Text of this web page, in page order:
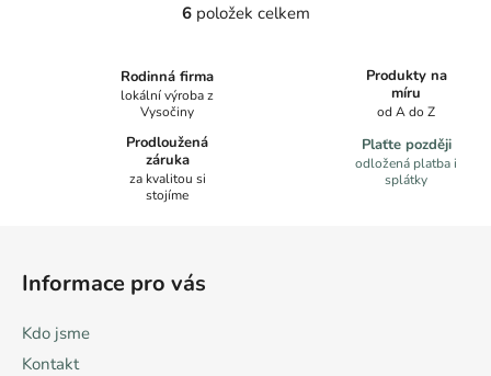
O
6položek celkem
Rodinná firma
lokální výroba z
Vysočiny
Produkty na
míru
od A do Z
Prodloužená
záruka
za kvalitou si
stojíme
Plaťte později
odložená platba i
splátky
Informace pro vás
Kdo jsme
Kontakt